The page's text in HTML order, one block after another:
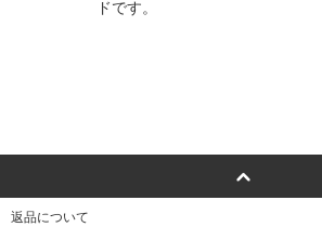
ドです。
返品について